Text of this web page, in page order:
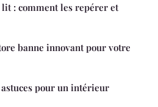
: comment les repérer et
banne innovant pour votre
pour un intérieur